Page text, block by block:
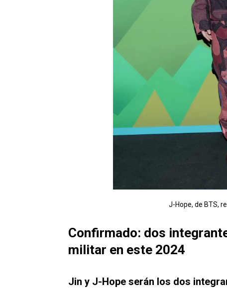
J-Hope, de BTS,
Confirmado: dos
militar en este 2024
Jin y J-Hope serán los dos